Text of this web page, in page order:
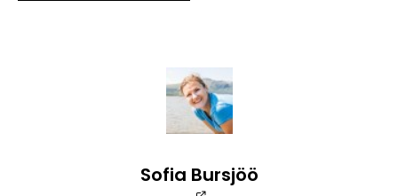
Sofia Bursjöö